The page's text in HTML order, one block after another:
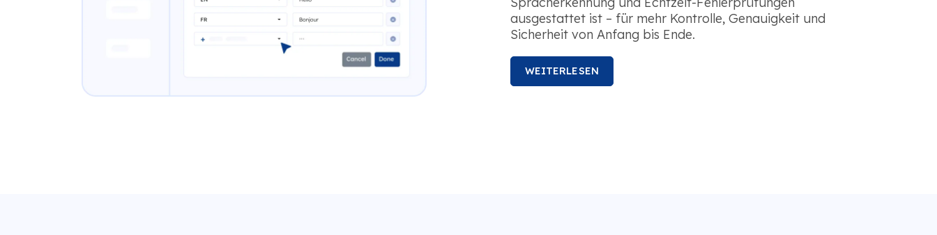
ausgestattet ist – für mehr Kontrolle, Genauigkeit und
Sicherheit von Anfang bis Ende.
WEITERLESEN